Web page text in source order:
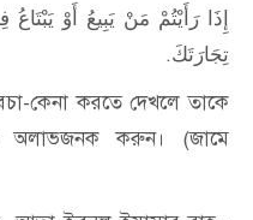
إِذَا رَأَيْتُمْ مَنْ يَبِيعُ أَوْ
تِجَارَتَكَ.
কেনা করতে দেখলে তাকে
অলাভজনক করুন। (জামে